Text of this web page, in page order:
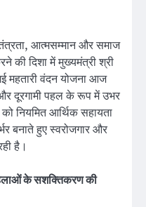
आत्मसम्मान और समाज
की दिशा में मुख्यमंत्री श्री
महतारी वंदन योजना आज
दूरगामी पहल के रूप में उभर
नियमित आर्थिक सहायता
बनाते हुए स्वरोजगार और
है।
के सशक्तिकरण की